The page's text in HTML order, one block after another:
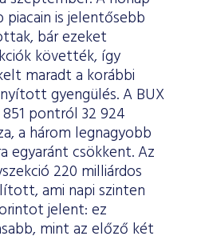
is jelentősebb
bár ezeket
követték, így
maradt a korábbi
gyengülés. A BUX
pontról 32 924
a három legnagyobb
egyaránt csökkent. Az
220 milliárdos
ami napi szinten
jelent: ez
mint az előző két